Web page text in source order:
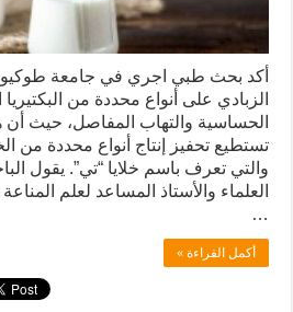
أكد بحث طبي اجري في جامعة طوكيو
الزبادي على أنواع محددة من
الحساسية والتهاب المفاصل، حيث أن
تستطيع تحفيز إنتاج أنواع محددة من
والتي تعرف باسم خلايا “تي”. يقول
العلماء والأستاذ المساعد لعلم
…
أكمل القراءة »